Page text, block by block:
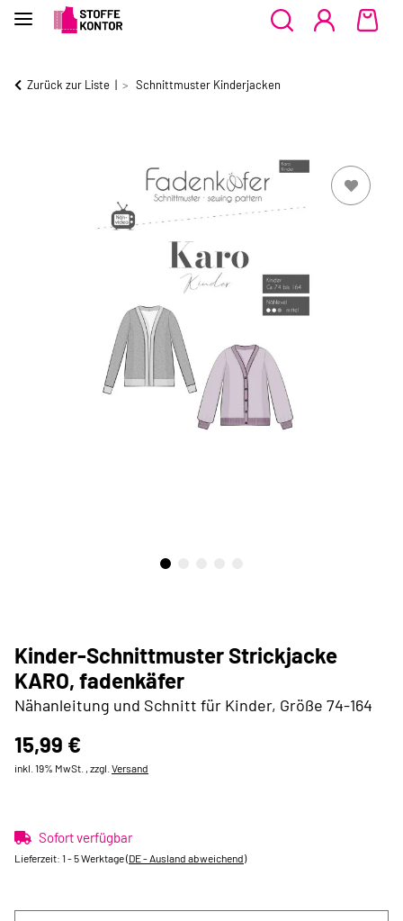
Zurück zur Liste Schnittmuster Kinderjacken
Kinder-Schnittmuster Strickjacke
KARO, fadenkäfer
Nähanleitung und Schnitt für Kinder, Größe 74-164
15,99 €
inkl. 19% MwSt. , zzgl. Versand
Sofort verfügbar
Lieferzeit: 1 - 5 Werktage(DE - Ausland abweichend)